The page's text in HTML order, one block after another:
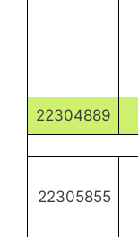
22304889
22305855